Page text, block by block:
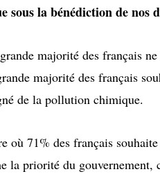
sous la bénédiction de nos
majorité des français
majorité des français
de la pollution chimique.
où 71% des français
la priorité du gouvernement,